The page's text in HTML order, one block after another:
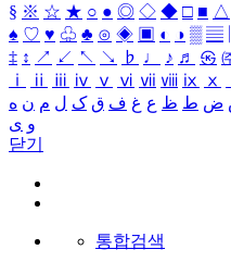
§ ※ ☆ ★ ○ ● ◎ ◇ ◆ □ ■ △
♠ ♡ ♥ ♧ ♣ ⊙ ◈ ▣ ◐ ◑ ▒ ▤
‡ ↕ ↗ ↙ ↖ ↘ ♭ ♩ ♪ ♬ ㉿
ⅰ
ⅱ ⅲ ⅳ ⅴ ⅵ ⅶ ⅷ ⅸ ⅹ
ض ط ظ ع غ ف ق ک ل م ن ه
و ی
닫기
통합검색